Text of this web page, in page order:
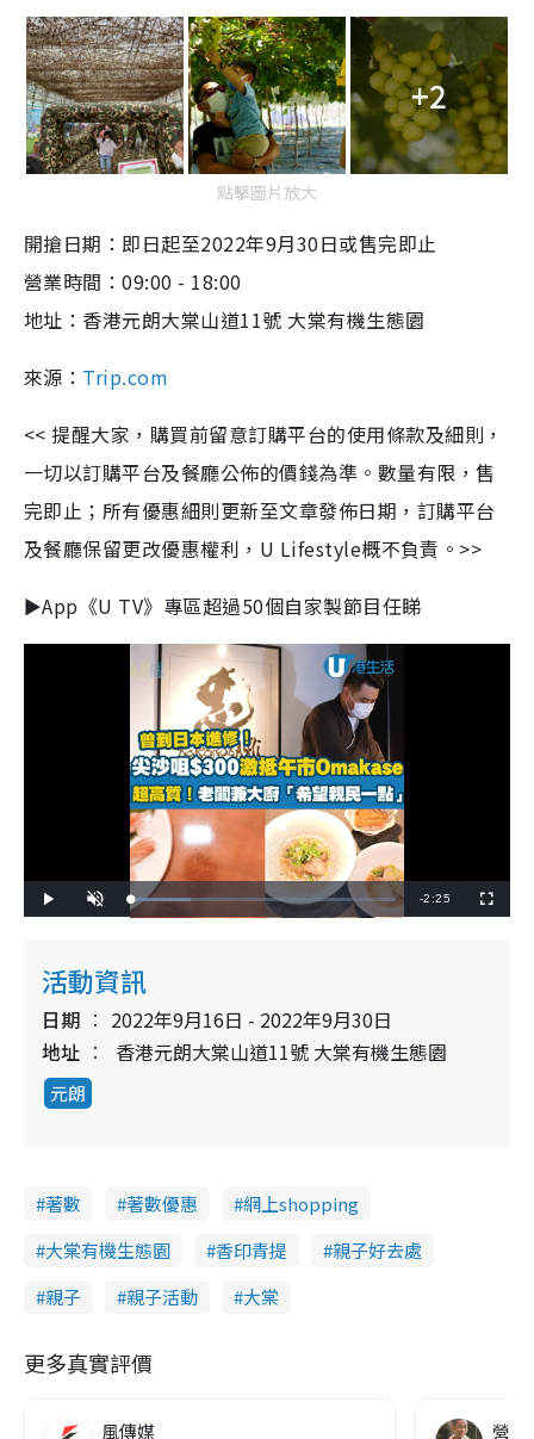
+2
點擊圖片放大
開搶日期：即日起至2022年9月30日或售完即止
營業時間：09:00 - 18:00
地址：香港元朗大棠山道11號 大棠有機生態園
來源： Trip.com
<<提醒大家，購買前留意訂購平台的使用條款及細則，
一切以訂購平台及餐廳公佈的價錢為準。數量有限，售
完即止；所有優惠細則更新至文章發佈日期，訂購平台
及餐廳保留更改優惠權利， U Lifestyle概不負責。 >>
►App《U TV》專區超過50個自家製節目任睇
l
n
L
o
3
%
R
i
i
-2:25
u
活動資訊
日期
2022年9月16日 - 2022年9月30日
地址
香港元朗大棠山道11號 大棠有機生態園
元朗
著數 著數優惠
網上shopping
大棠有機生態園
香印青提
親子好去處
親子
親子活動 大棠
更多真實評價
風傳媒 營養